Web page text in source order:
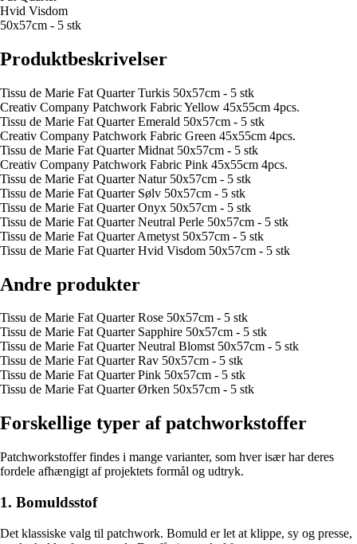
Hvid Visdom
50x57cm - 5 stk
Produktbeskrivelser
Tissu de Marie Fat Quarter Turkis 50x57cm - 5 stk
Creativ Company Patchwork Fabric Yellow 45x55cm 4pcs.
Tissu de Marie Fat Quarter Emerald 50x57cm - 5 stk
Creativ Company Patchwork Fabric Green 45x55cm 4pcs.
Tissu de Marie Fat Quarter Midnat 50x57cm - 5 stk
Creativ Company Patchwork Fabric Pink 45x55cm 4pcs.
Tissu de Marie Fat Quarter Natur 50x57cm - 5 stk
Tissu de Marie Fat Quarter Sølv 50x57cm - 5 stk
Tissu de Marie Fat Quarter Onyx 50x57cm - 5 stk
Tissu de Marie Fat Quarter Neutral Perle 50x57cm - 5 stk
Tissu de Marie Fat Quarter Ametyst 50x57cm - 5 stk
Tissu de Marie Fat Quarter Hvid Visdom 50x57cm - 5 stk
Andre produkter
Tissu de Marie Fat Quarter Rose 50x57cm - 5 stk
Tissu de Marie Fat Quarter Sapphire 50x57cm - 5 stk
Tissu de Marie Fat Quarter Neutral Blomst 50x57cm - 5 stk
Tissu de Marie Fat Quarter Rav 50x57cm - 5 stk
Tissu de Marie Fat Quarter Pink 50x57cm - 5 stk
Tissu de Marie Fat Quarter Ørken 50x57cm - 5 stk
Forskellige typer af patchworkstoffer
Patchworkstoffer findes i mange varianter, som hver især har deres
fordele afhængigt af projektets formål og udtryk.
1. Bomuldsstof
Det klassiske valg til patchwork. Bomuld er let at klippe, sy og presse,